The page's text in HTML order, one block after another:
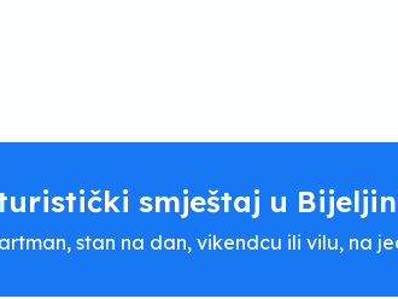
smještaj u
stan na dan, vikendcu ili vilu, na